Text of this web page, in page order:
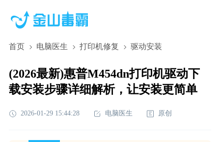
首页 电脑医生 打印机修复 驱动安装
(2026最新)惠普M454dn打印机驱动下
载安装步骤详细解析，让安装更简单
2026-01-29 15:44:28 电脑医生 原创